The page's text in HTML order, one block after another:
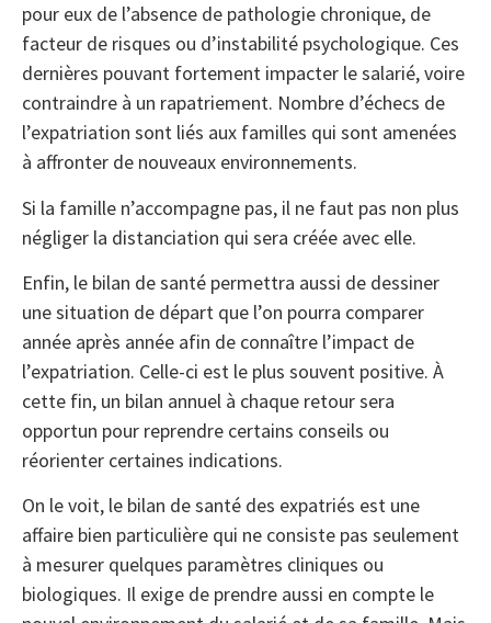
pour eux de l’absence de pathologie chronique, de
facteur de risques ou d’instabilité psychologique. Ces
dernières pouvant fortement impacter le salarié, voire
contraindre à un rapatriement. Nombre d’échecs de
l’expatriation sont liés aux familles qui sont amenées
à affronter de nouveaux environnements.
Si la famille n’accompagne pas, il ne faut pas non plus
négliger la distanciation qui sera créée avec elle.
Enfin, le bilan de santé permettra aussi de dessiner
une situation de départ que l’on pourra comparer
année après année afin de connaître l’impact de
l’expatriation. Celle-ci est le plus souvent positive. À
cette fin, un bilan annuel à chaque retour sera
opportun pour reprendre certains conseils ou
réorienter certaines indications.
On le voit, le bilan de santé des expatriés est une
affaire bien particulière qui ne consiste pas seulement
à mesurer quelques paramètres cliniques ou
biologiques. Il exige de prendre aussi en compte le